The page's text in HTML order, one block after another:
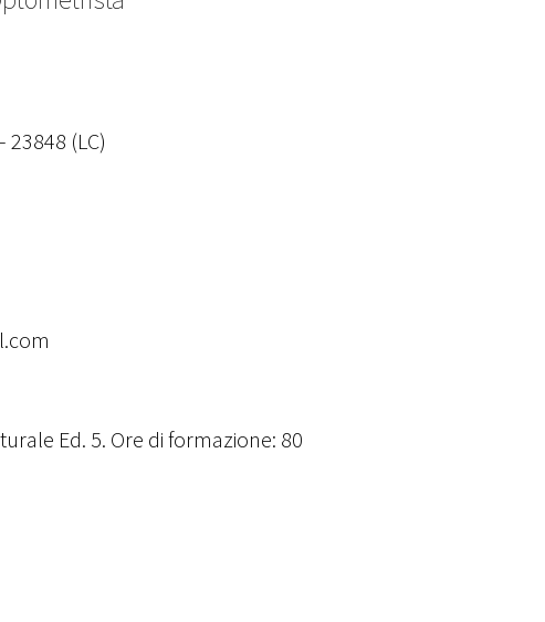
23848 (LC)
Ed. 5. Ore di formazione: 80